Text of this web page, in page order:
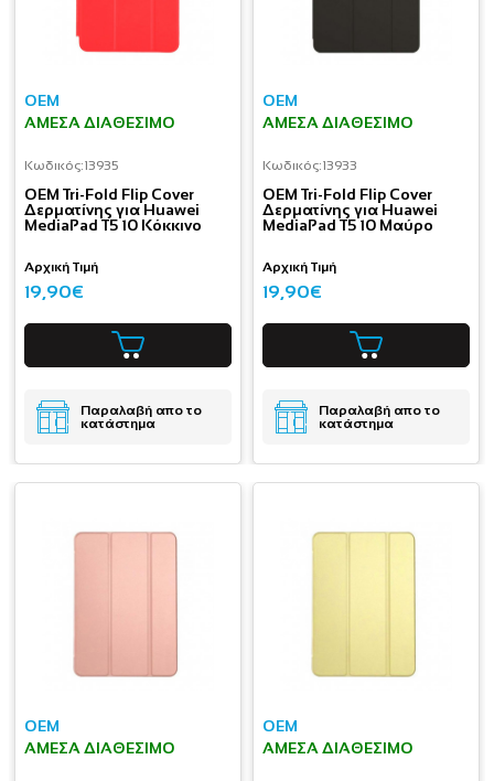
OEM
ΆΜΕΣΑ ΔΙΑΘΈΣΙΜΟ
Κωδικός:13935
OEM Tri-Fold Flip Cover
Δερματίνης για Huawei
MediaPad T5 10 Κόκκινο
Αρχική Τιμή
19,90€
Παραλαβή απο το
κατάστημα
OEM
ΆΜΕΣΑ ΔΙΑΘΈΣΙΜΟ
Κωδικός:13933
OEM Tri-Fold Flip Cover
Δερματίνης για Huawei
MediaPad T5 10 Μαύρο
Αρχική Τιμή
19,90€
Παραλαβή απο το
κατάστημα
OEM
ΆΜΕΣΑ ΔΙΑΘΈΣΙΜΟ
OEM
ΆΜΕΣΑ ΔΙΑΘΈΣΙΜΟ